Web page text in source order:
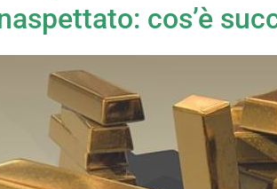
cos’è